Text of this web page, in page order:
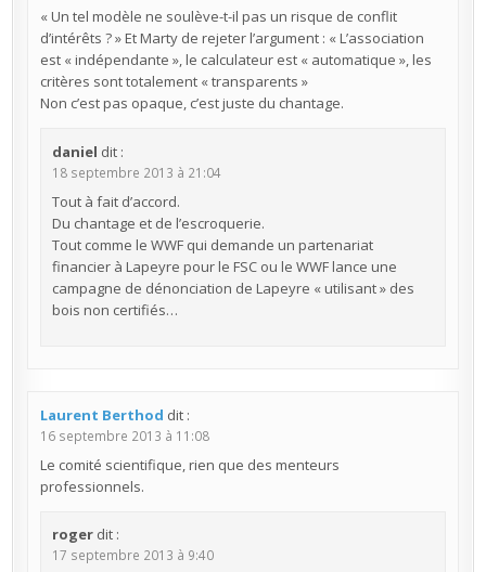
« Un tel modèle ne soulève-t-il pas un risque de conflit
d’intérêts ? » Et Marty de rejeter l’argument : « L’association
est « indépendante », le calculateur est « automatique », les
critères sont totalement « transparents »
Non c’est pas opaque, c’est juste du chantage.
daniel dit :
18 septembre 2013 à 21:04
Tout à fait d’accord.
Du chantage et de l’escroquerie.
Tout comme le WWF qui demande un partenariat
financier à Lapeyre pour le FSC ou le WWF lance une
campagne de dénonciation de Lapeyre « utilisant » des
bois non certifiés…
Laurent Berthod dit :
16 septembre 2013 à 11:08
Le comité scientifique, rien que des menteurs
professionnels.
roger dit :
17 septembre 2013 à 9:40